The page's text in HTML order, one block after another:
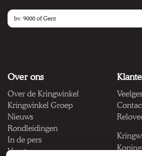
Over ons
Over de Kringwinkel
Kringwinkel Groep
Nieuws
Rondleidingen
In de pers
Vacatures